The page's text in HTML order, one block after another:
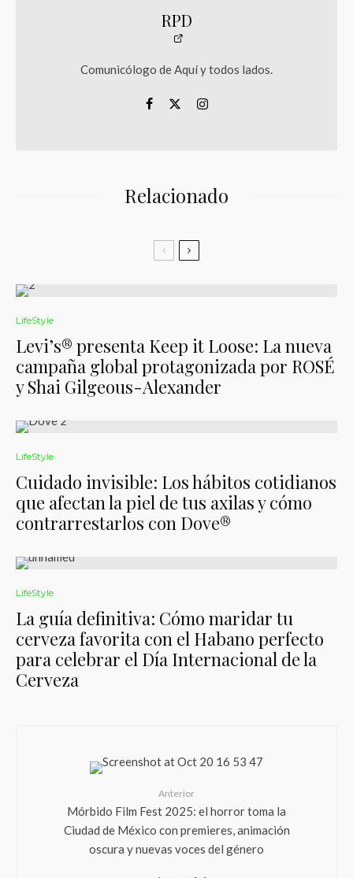
RPD
Comunicólogo de Aquí y todos lados.
Relacionado
LifeStyle
Levi’s® presenta Keep it Loose: La nueva
campaña global protagonizada por ROSÉ
y Shai Gilgeous-Alexander
LifeStyle
Cuidado invisible: Los hábitos cotidianos
que afectan la piel de tus axilas y cómo
contrarrestarlos con Dove®️
LifeStyle
La guía definitiva: Cómo maridar tu
cerveza favorita con el Habano perfecto
para celebrar el Día Internacional de la
Cerveza
Anterior
Mórbido Film Fest 2025: el horror toma la
Ciudad de México con premieres, animación
oscura y nuevas voces del género